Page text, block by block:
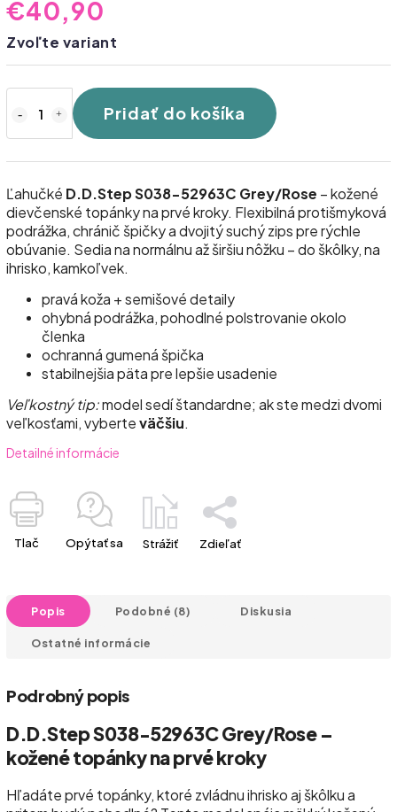
€40,90
Zvoľte variant
Pridať do košíka
Ľahučké D.D.Step S038-52963C Grey/Rose – kožené
dievčenské topánky na prvé kroky. Flexibilná protišmyková
podrážka, chránič špičky a dvojitý suchý zips pre rýchle
obúvanie. Sedia na normálnu až širšiu nôžku – do škôlky, na
ihrisko, kamkoľvek.
pravá koža + semišové detaily
ohybná podrážka, pohodlné polstrovanie okolo
členka
ochranná gumená špička
stabilnejšia päta pre lepšie usadenie
Veľkostný tip:model sedí štandardne; ak ste medzi dvomi
veľkosťami, vyberteväčšiu.
Detailné informácie
Tlač Opýtať sa Strážiť Zdieľať
Popis Podobné (8) Diskusia
Ostatné informácie
Podrobný popis
D.D.Step S038-52963C Grey/Rose –
kožené topánky na prvé kroky
Hľadáte prvé topánky, ktoré zvládnu ihrisko aj škôlku a